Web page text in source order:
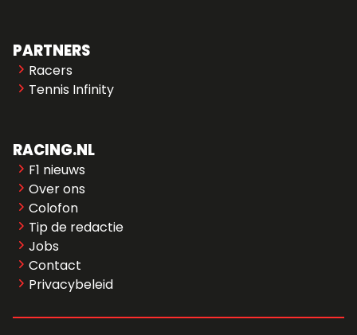
PARTNERS
Racers
Tennis Infinity
RACING.NL
F1 nieuws
Over ons
Colofon
Tip de redactie
Jobs
Contact
Privacybeleid